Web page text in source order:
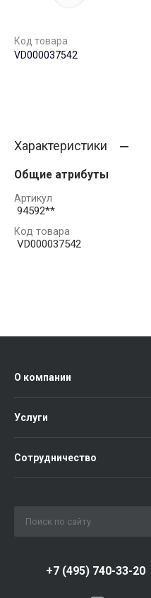
Код товара
VD000037542
Характеристики
Общие атрибуты
Артикул
94592**
Код товара
VD000037542
О компании
Услуги
Сотрудничество
+7 (495) 740-33-20